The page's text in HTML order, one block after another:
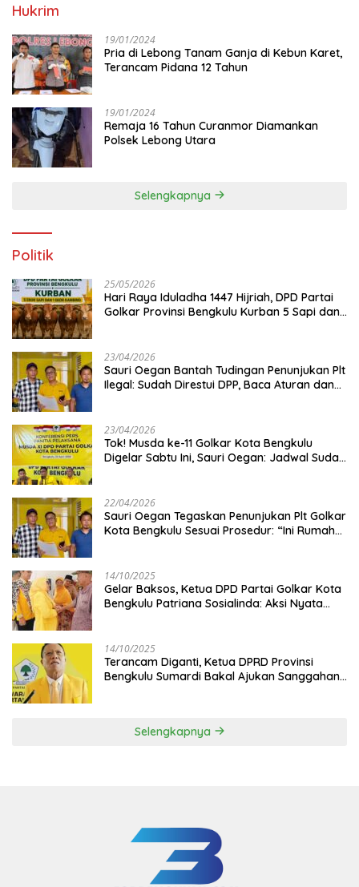
Hukrim
19/01/2024
Pria di Lebong Tanam Ganja di Kebun Karet,
Terancam Pidana 12 Tahun
19/01/2024
Remaja 16 Tahun Curanmor Diamankan
Polsek Lebong Utara
Selengkapnya
Politik
25/05/2026
Hari Raya Iduladha 1447 Hijriah, DPD Partai
Golkar Provinsi Bengkulu Kurban 5 Sapi dan 1
23/04/2026
Sauri Oegan Bantah Tudingan Penunjukan Plt
Ilegal: Sudah Direstui DPP, Baca Aturan dan
23/04/2026
‎Tok! Musda ke-11 Golkar Kota Bengkulu
Digelar Sabtu Ini, Sauri Oegan: Jadwal Sudah
22/04/2026
Sauri Oegan Tegaskan Penunjukan Plt Golkar
Kota Bengkulu Sesuai Prosedur: “Ini Rumah
14/10/2025
‎Gelar Baksos, Ketua DPD Partai Golkar Kota
Bengkulu Patriana Sosialinda: Aksi Nyata
14/10/2025
Terancam Diganti, Ketua DPRD Provinsi
Bengkulu Sumardi Bakal Ajukan Sanggahan
Selengkapnya